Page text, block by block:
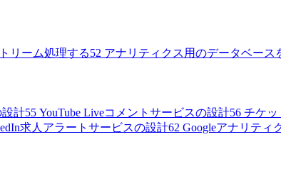
リーム処理する52 アナリティクス用のデータベース
計55 YouTube Liveコメントサービスの設計56 チケッ
求人アラートサービスの設計62 Googleアナリティ